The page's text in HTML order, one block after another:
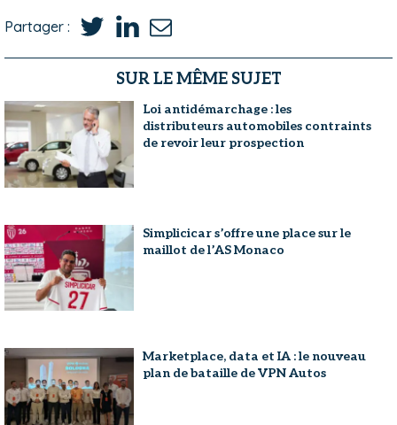
Partager :
SUR LE MÊME SUJET
Loi antidémarchage : les
distributeurs automobiles contraints
de revoir leur prospection
Simplicicar s’offre une place sur le
maillot de l’AS Monaco
Marketplace, data et IA : le nouveau
plan de bataille de VPN Autos